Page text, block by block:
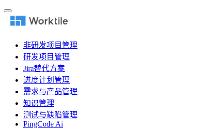
非研发项目管理
研发项目管理
Jira替代方案
进度计划管理
需求与产品管理
知识管理
测试与缺陷管理
PingCode Ai